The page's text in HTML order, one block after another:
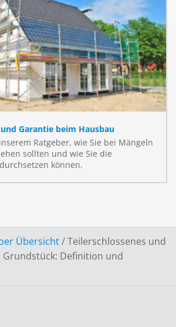
Garantie beim Hausbau
Ratgeber, wie Sie bei Mängeln
sollten und wie Sie die
können.
Übersicht/Teilerschlossenes und
Grundstück: Definition und